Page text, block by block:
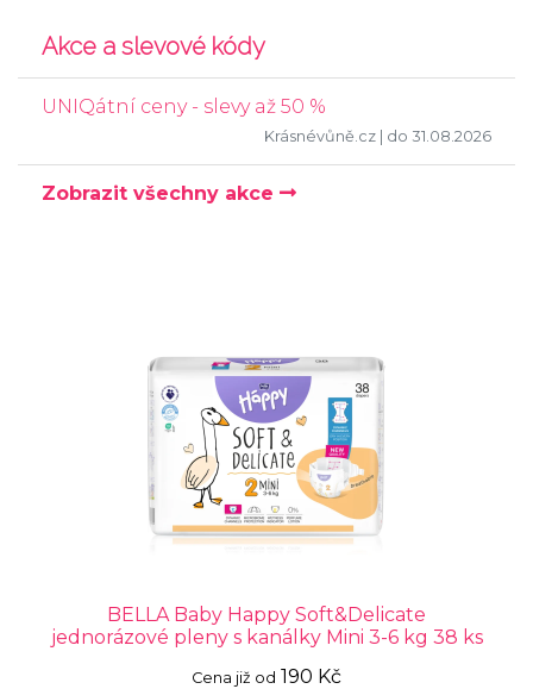
Akce a slevové kódy
UNIQátní ceny - slevy až 50 %
Krásnévůně.cz | do 31.08.2026
Zobrazit všechny akce
BELLA Baby Happy Soft&Delicate
jednorázové pleny s kanálky Mini 3-6 kg 38 ks
Cena již od 190 Kč